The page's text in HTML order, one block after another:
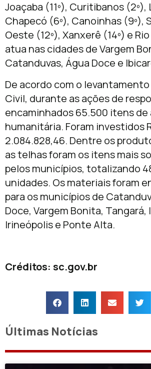
Joaçaba (11º), Curitibanos (2º),
Chapecó (6º), Canoinhas (9º),
Oeste (12º), Xanxerê (14º) e
atua nas cidades de Vargem
Catanduvas, Água Doce e
De acordo com o levantamento
Civil, durante as ações de
encaminhados 65.500 itens de
humanitária. Foram investidos
2.084.828,46. Dentre os
as telhas foram os itens mais
pelos municípios, totalizando
unidades. Os materiais foram
para os municípios de
Doce, Vargem Bonita, Tangará,
Irineópolis e Ponte Alta.
Créditos: sc.gov.br
Últimas Notícias